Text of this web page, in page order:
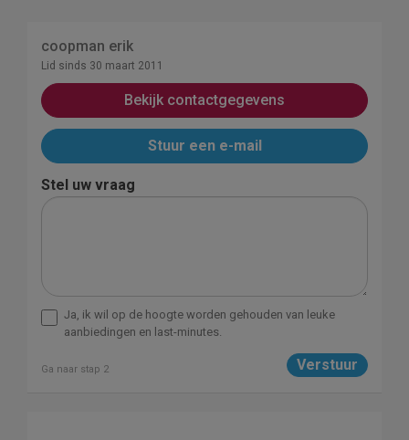
coopman erik
Lid sinds 30 maart 2011
Bekijk contactgegevens
Stuur een e-mail
Stel uw vraag
Ja, ik wil op de hoogte worden gehouden van leuke
aanbiedingen en last-minutes.
Ga naar stap 2